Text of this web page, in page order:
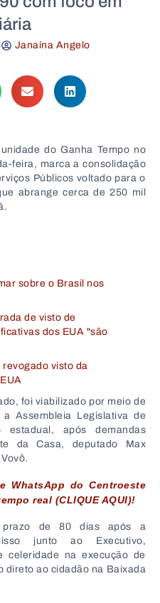
Janaína Angelo
do Ganha Tempo no
feira, marca a consolidação
Públicos voltado para o
abrange cerca de 250 mil
sobre o Brasil nos
de visto de
dos EUA "são
visto da
foi viabilizado por meio de
Assembleia Legislativa de
após demandas
da Casa, deputado Max
WhatsApp do Centroeste
real (CLIQUE AQUI)!
de 80 dias após a
junto ao Executivo,
celeridade na execução de
direto ao cidadão na Baixada